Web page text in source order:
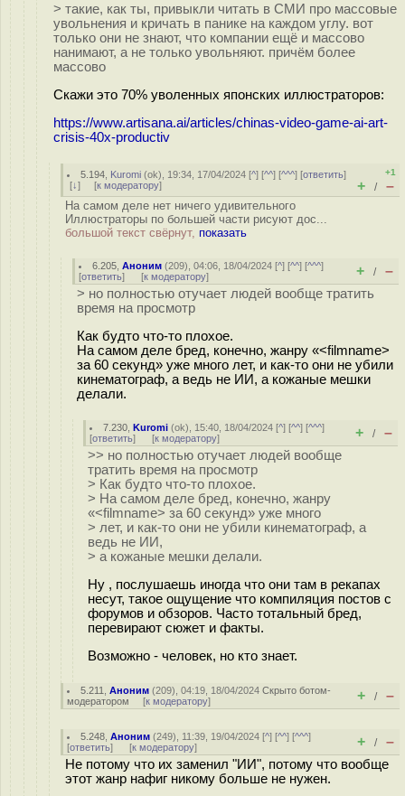
> такие, как ты, привыкли читать в СМИ про массовые
увольнения и кричать в панике на каждом углу. вот
только они не знают, что компании ещё и массово
нанимают, а не только увольняют. причём более
массово
Скажи это 70% уволенных японских иллюстраторов:
https://www.artisana.ai/articles/chinas-video-game-ai-art-
crisis-40x-productiv
5.194 Kuromi (ok), 19:34, 17/04/2024 [^] [^^] [^^^] [ответить]
[↓] [к модератору]
+1
+ / –
На самом деле нет ничего удивительного
Иллюстраторы по большей части рисуют дос...
большой текст свёрнут, показать
6.205 ,Аноним (209), 04:06, 18/04/2024 [^] [^^] [^^^]
[ответить] [к модератору] + / –
> но полностью отучает людей вообще тратить
время на просмотр
Как будто что-то плохое.
На самом деле бред, конечно, жанру «<filmname>
за 60 секунд» уже много лет, и как-то они не убили
кинематограф, а ведь не ИИ, а кожаные мешки
делали.
7.230 ,Kuromi (ok), 15:40, 18/04/2024 [^] [^^] [^^^]
[ответить] [к модератору] + / –
>> но полностью отучает людей вообще
тратить время на просмотр
> Как будто что-то плохое.
> На самом деле бред, конечно, жанру
«<filmname> за 60 секунд» уже много
> лет, и как-то они не убили кинематограф, а
ведь не ИИ,
> а кожаные мешки делали.
Ну , послушаешь иногда что они там в рекапах
несут, такое ощущение что компиляция постов с
форумов и обзоров. Часто тотальный бред,
перевирают сюжет и факты.
Возможно - человек, но кто знает.
5.211 ,Аноним (209), 04:19, 18/04/2024Скрыто ботом-
модератором [к модератору] + / –
5.248 ,Аноним (249), 11:39, 19/04/2024 [^] [^^] [^^^]
[ответить] [к модератору] + / –
Не потому что их заменил "ИИ", потому что вообще
этот жанр нафиг никому больше не нужен.